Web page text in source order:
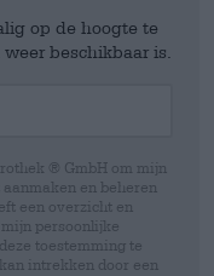
op de hoogte te
beschikbaar is.
® GmbH om mijn
en beheren
een overzicht en
persoonlijke
toestemming te
intrekken door een